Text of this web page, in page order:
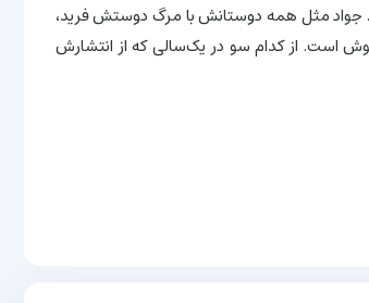
جواد مثل همه دوستانش با مرگ دوستش فرید،
است. از کدام سو در یک‌سالی که از انتشارش